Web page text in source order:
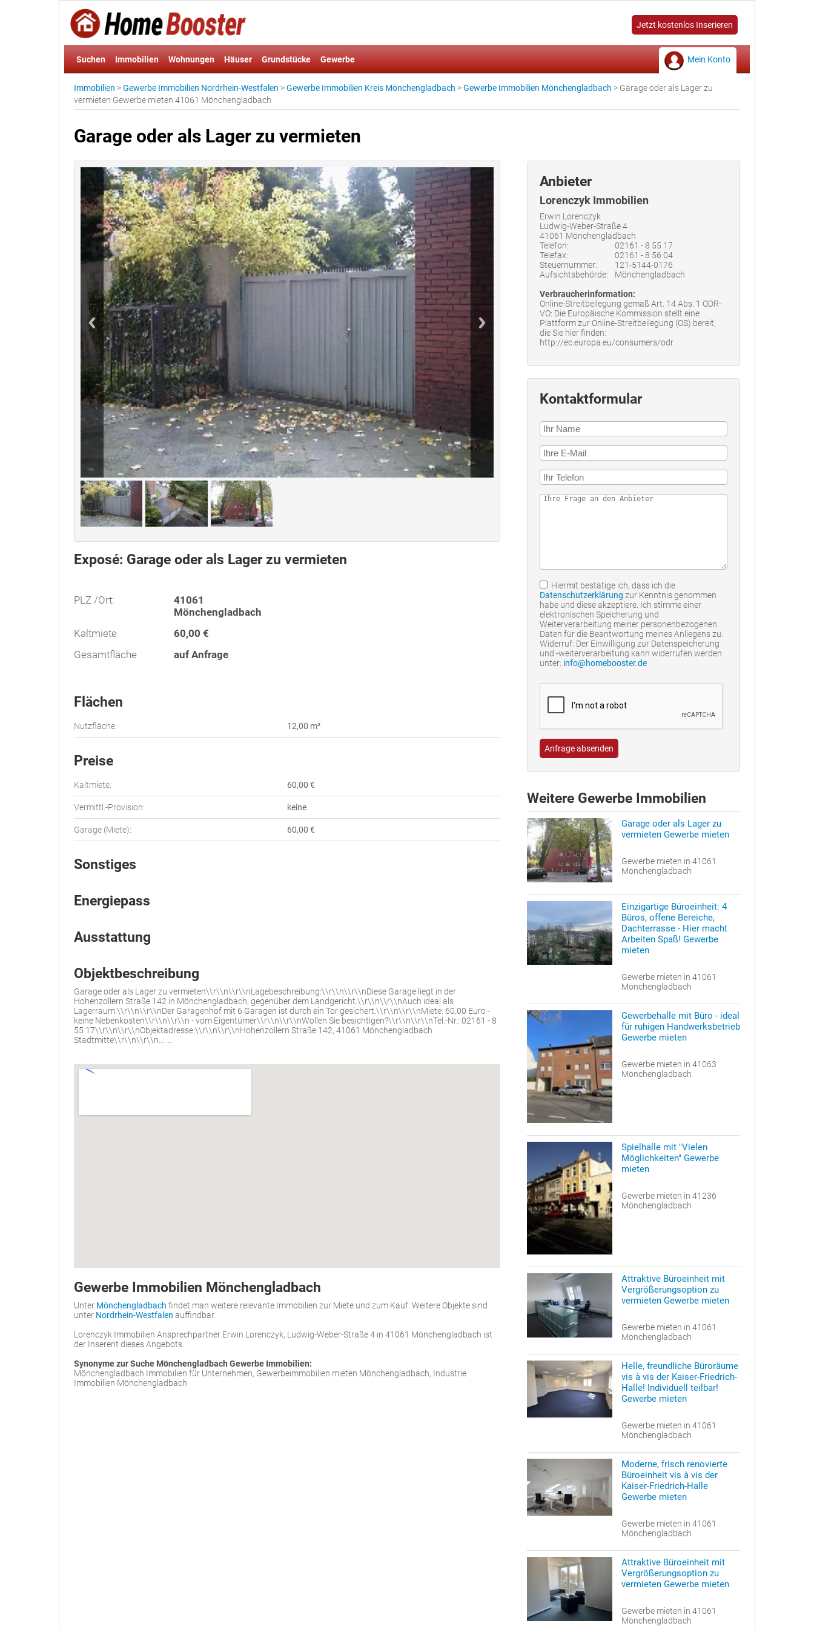
Jetzt kostenlos Inserieren
Suchen Immobilien Wohnungen Häuser Grundstücke Gewerbe Mein Konto
Immobilien >Gewerbe Immobilien Nordrhein-Westfalen >Gewerbe Immobilien Kreis Mönchengladbach >Gewerbe Immobilien Mönchengladbach > Garage oder als Lager zu
vermieten Gewerbe mieten 41061 Mönchengladbach
Garage oder als Lager zu vermieten
Exposé: Garage oder als Lager zu vermieten
PLZ /Ort:
41061
Mönchengladbach
Kaltmiete
60,00 €
Gesamtfläche
auf Anfrage
Flächen
Nutzfläche: 12,00 m²
Preise
Kaltmiete: 60,00 €
Vermittl.-Provision: keine
Garage (Miete): 60,00 €
Sonstiges
Energiepass
Ausstattung
Objektbeschreibung
Garage oder als Lager zu vermieten\\r\\n\\r\\nLagebeschreibung:\\r\\n\\r\\nDiese Garage liegt in der
Hohenzollern Straße 142 in Mönchengladbach, gegenüber dem Landgericht.\\r\\n\\r\\nAuch ideal als
Lagerraum.\\r\\n\\r\\nDer Garagenhof mit 6 Garagen ist durch ein Tor gesichert.\\r\\n\\r\\nMiete: 60,00 Euro -
keine Nebenkosten\\r\\n\\r\\n - vom Eigentümer\\r\\n\\r\\nWollen Sie besichtigen?\\r\\n\\r\\nTel.-Nr.: 02161 - 8
55 17\\r\\n\\r\\nObjektadresse:\\r\\n\\r\\nHohenzollern Straße 142, 41061 Mönchengladbach
Stadtmitte\\r\\n\\r\\n... ...
Gewerbe Immobilien Mönchengladbach
Unter Mönchengladbach findet man weitere relevante Immobilien zur Miete und zum Kauf. Weitere Objekte sind
unter Nordrhein-Westfalen auffindbar.
Lorenczyk Immobilien Ansprechpartner Erwin Lorenczyk, Ludwig-Weber-Straße 4 in 41061 Mönchengladbach ist
der Inserent dieses Angebots.
Synonyme zur Suche Mönchengladbach Gewerbe Immobilien:
Mönchengladbach Immobilien für Unternehmen, Gewerbeimmobilien mieten Mönchengladbach, Industrie
Immobilien Mönchengladbach
Anbieter
Lorenczyk Immobilien
Erwin Lorenczyk
Ludwig-Weber-Straße 4
41061 Mönchengladbach
Telefon:
02161 - 8 55 17
Telefax:
02161 - 8 56 04
Steuernummer:
121-5144-0176
Aufsichtsbehörde:
Mönchengladbach
Verbraucherinformation:
Online-Streitbeilegung gemäß Art. 14 Abs. 1 ODR-
VO: Die Europäische Kommission stellt eine
Plattform zur Online-Streitbeilegung (OS) bereit,
die Sie hier finden:
http://ec.europa.eu/consumers/odr
Kontaktformular
Hiermit bestätige ich, dass ich die
Datenschutzerklärung zur Kenntnis genommen
habe und diese akzeptiere. Ich stimme einer
elektronischen Speicherung und
Weiterverarbeitung meiner personenbezogenen
Daten für die Beantwortung meines Anliegens zu.
Widerruf: Der Einwilligung zur Datenspeicherung
und -weiterverarbeitung kann widerrufen werden
unter: info@homebooster.de
Anfrage absenden
Weitere Gewerbe Immobilien
Garage oder als Lager zu
vermieten Gewerbe mieten
Gewerbe mieten in 41061
Mönchengladbach
Einzigartige Büroeinheit: 4
Büros, offene Bereiche,
Dachterrasse - Hier macht
Arbeiten Spaß! Gewerbe
mieten
Gewerbe mieten in 41061
Mönchengladbach
Gewerbehalle mit Büro - ideal
für ruhigen Handwerksbetrieb
Gewerbe mieten
Gewerbe mieten in 41063
Mönchengladbach
Spielhalle mit "Vielen
Möglichkeiten" Gewerbe
mieten
Gewerbe mieten in 41236
Mönchengladbach
Attraktive Büroeinheit mit
Vergrößerungsoption zu
vermieten Gewerbe mieten
Gewerbe mieten in 41061
Mönchengladbach
Helle, freundliche Büroräume
vis à vis der Kaiser-Friedrich-
Halle! Individuell teilbar!
Gewerbe mieten
Gewerbe mieten in 41061
Mönchengladbach
Moderne, frisch renovierte
Büroeinheit vis à vis der
Kaiser-Friedrich-Halle
Gewerbe mieten
Gewerbe mieten in 41061
Mönchengladbach
Attraktive Büroeinheit mit
Vergrößerungsoption zu
vermieten Gewerbe mieten
Gewerbe mieten in 41061
Mönchengladbach